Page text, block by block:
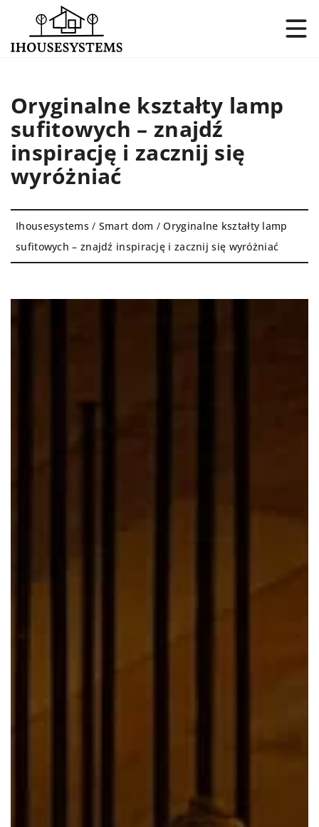
Oryginalne kształty lamp
sufitowych – znajdź
inspirację i zacznij się
wyróżniać
Ihousesystems / Smart dom /Oryginalne kształty lamp
sufitowych – znajdź inspirację i zacznij się wyróżniać